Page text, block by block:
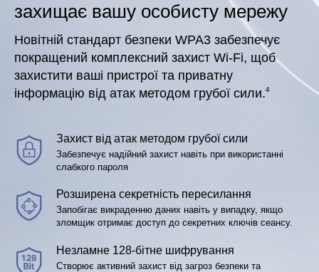
захищає вашу особисту мережу
Новітній стандарт безпеки WPA3 забезпечує
покращений комплексний захист Wi-Fi, щоб
захистити ваші пристрої та приватну
інформацію від атак методом грубої сили.4
Захист від атак методом грубої сили
Забезпечує надійний захист навіть при використанні
слабкого пароля
Розширена секретність пересилання
Запобігає викраденню даних навіть у випадку, якщо
зломщик отримає доступ до секретних ключів сеансу.
Незламне 128-бітне шифрування
Створює активний захист від загроз безпеки та